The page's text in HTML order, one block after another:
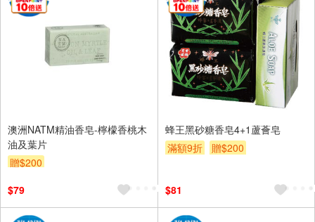
澳洲NATM精油香皂-檸檬香桃木
油及葉片
贈$200
$79
蜂王黑砂糖香皂4+1蘆薈皂
滿額9折
贈$200
$81